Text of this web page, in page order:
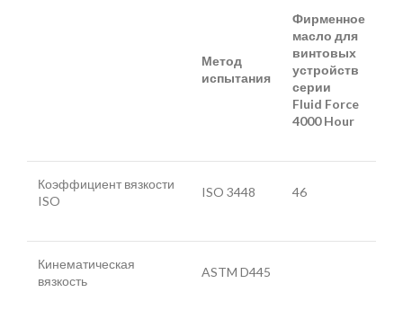
Метод
испытания
Фирменное
масло для
винтовых
устройств
серии
Fluid Force
4000 Hour
Коэффициент вязкости
ISO
ISO 3448 46
Кинематическая
вязкость
ASTM D445